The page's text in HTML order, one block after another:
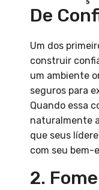
De
Um dos
construir
um ambiente
seguros para
Quando essa
naturalmente
que seus
com seu bem-
2.